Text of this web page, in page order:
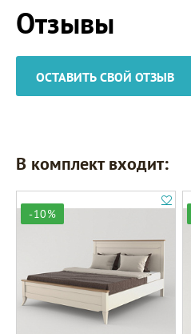
Отзывы
ОСТАВИТЬ СВОЙ ОТЗЫВ
В комплект входит:
-10%